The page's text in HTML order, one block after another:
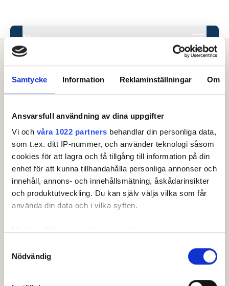
Samtycke Information Reklaminställningar Om
Ansvarsfull användning av dina uppgifter
Vi och våra 1022 partners behandlar din personliga data,
som t.ex. ditt IP-nummer, och använder teknologi såsom
cookies för att lagra och få tillgång till information på din
enhet för att kunna tillhandahålla personliga annonser och
innehåll, annons- och innehållsmätning, åskådarinsikter
och produktutveckling. Du kan själv välja vilka som får
använda din data och i vilka syften.
kan ha en noggrannhet på upp till flera meter
Nödvändig
Meny
Leaderboard.
1 GolfUppsala AIK -10
2 Stockholms GK PAR
4 Sundsvalls GK +11
5 Huvudstadens GK +
Visa fler